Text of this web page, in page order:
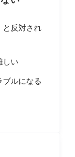
と反対され
しい
ブルになる